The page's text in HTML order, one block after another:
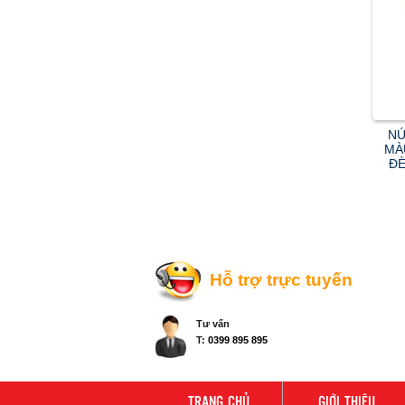
Hỗ trợ trực tuyến
Tư vấn
T: 0399 895 895